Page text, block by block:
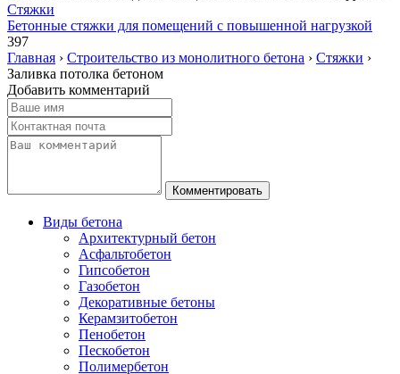
Стяжки
Бетонные стяжки для помещений с повышенной нагрузкой
397
Главная › Строительство из монолитного бетона › Стяжки ›
Заливка потолка бетоном
Добавить комментарий
Виды бетона
Архитектурный бетон
Асфальтобетон
Гипсобетон
Газобетон
Декоративные бетоны
Керамзитобетон
Пенобетон
Пескобетон
Полимербетон